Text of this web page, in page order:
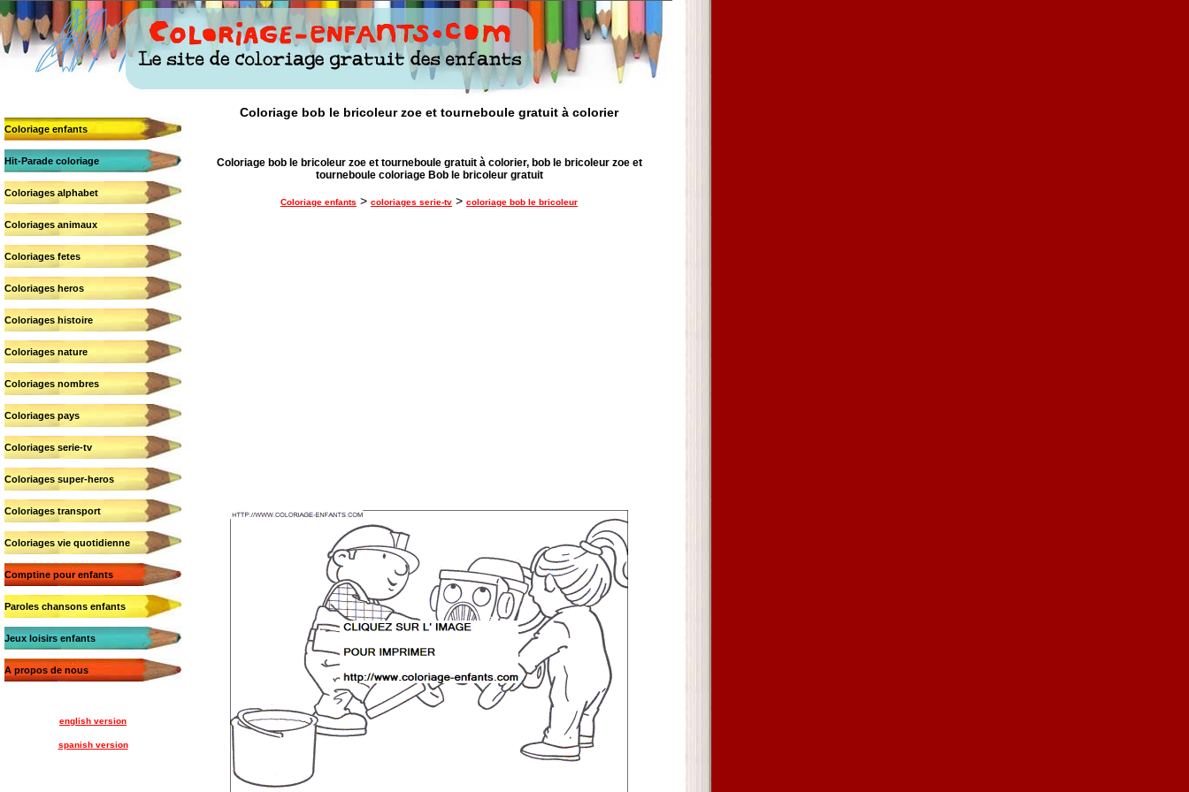
Coloriage enfants
Hit-Parade coloriage
Coloriages alphabet
Coloriages animaux
Coloriages fetes
Coloriages heros
Coloriages histoire
Coloriages nature
Coloriages nombres
Coloriages pays
Coloriages serie-tv
Coloriages super-heros
Coloriages transport
Coloriages vie quotidienne
Comptine pour enfants
Paroles chansons enfants
Jeux loisirs enfants
A propos de nous
english version
spanish version
Coloriage bob le bricoleur zoe et tourneboule gratuit à colorier
Coloriage bob le bricoleur zoe et tourneboule gratuit à colorier, bob le bricoleur zoe et
tourneboule coloriage Bob le bricoleur gratuit
Coloriage enfants > coloriages serie-tv > coloriage bob le bricoleur